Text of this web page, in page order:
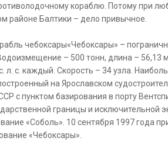
кораблю. Потому при
районе Балтики – дело привычное.
чебоксары«Чебоксары» –
– 500 тонн, длина – 56,13
л. с. каждый. Скорость – 34 узла.
на Ярославском
с пунктом базирования в порту
границы и
«Соболь». 10 сентября 1997 года
«Чебоксары».